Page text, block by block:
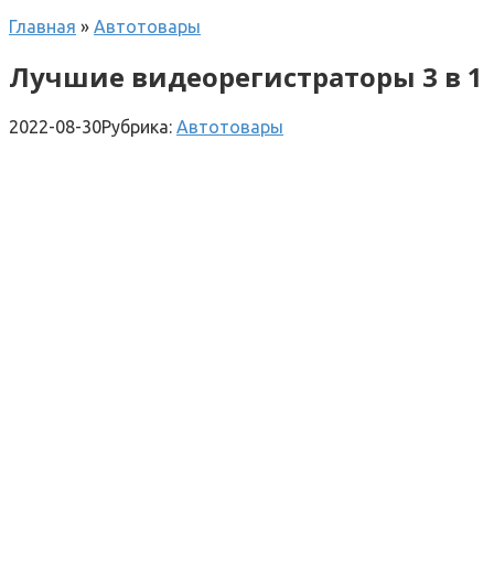
Главная » Автотовары
Лучшие видеорегистраторы 3 в 1
2022-08-30Рубрика: Автотовары